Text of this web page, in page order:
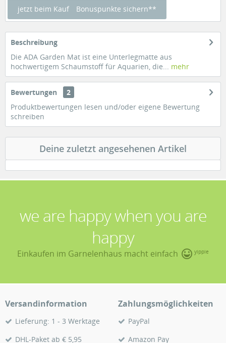
jetzt beim Kauf Bonuspunkte sichern**
Beschreibung
Die ADA Garden Mat ist eine Unterlegmatte aus
hochwertigem Schaumstoff für Aquarien, die... mehr
Bewertungen
2
Produktbewertungen lesen und/oder eigene Bewertung
schreiben
Deine zuletzt angesehenen Artikel
we are happy when you are
happy
Einkaufen im Garnelenhaus macht einfach yippie
Versandinformation
Lieferung: 1 - 3 Werktage
DHL-Paket ab € 5,95
Zahlungsmöglichkeiten
PayPal
Amazon Pay